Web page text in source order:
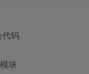
码
块